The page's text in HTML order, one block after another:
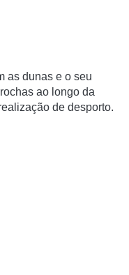
as dunas e o seu
ao longo da
de desporto.